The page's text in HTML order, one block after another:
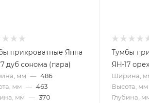
прикроватные Янна
дуб сонома (пара)
мм — 486
мм — 463
мм — 370
Тумбы
ЯН-17
Ширина,
Высота, мм
Глубина,